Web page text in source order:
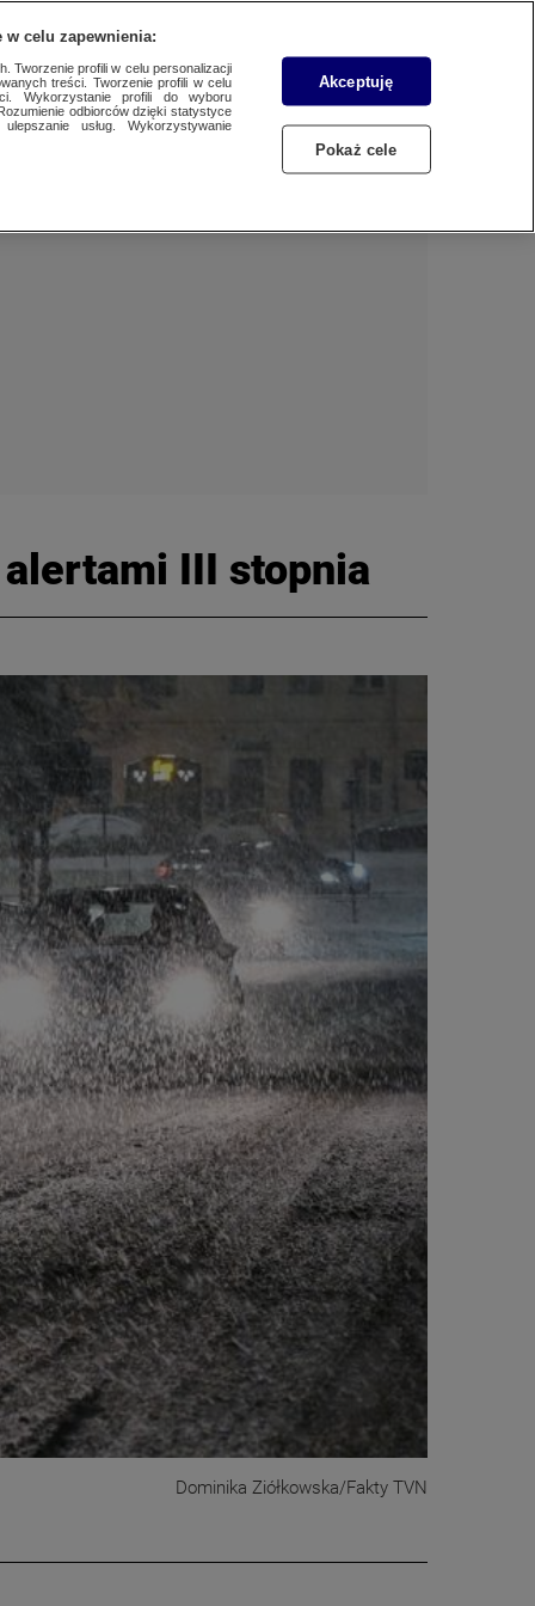
Dzień dobry!
ZALOGUJ SIĘ
III stopnia
Dominika Ziółkowska/Fakty TVN
w celu zapewnienia:
Tworzenie profili w celu personalizacji
treści. Tworzenie profili w celu
Wykorzystanie profili do wyboru
odbiorców dzięki statystyce
usług. Wykorzystywanie
Akceptuję
Pokaż cele